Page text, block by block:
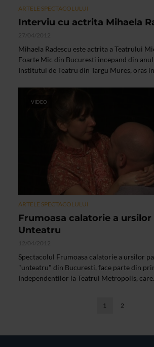
ARTELE SPECTACOLULUI
Interviu cu actrita Mihaela
27/04/2012
Mihaela Radescu este actrita a Teatrului
Foarte Mic din Bucuresti incepand din
Institutul de Teatru din Targu Mures, oras
VIDEO
ARTELE SPECTACOLULUI
Frumoasa calatorie a ursilor
Unteatru
12/04/2012
Spectacolul Frumoasa calatorie a ursilor
"unteatru" din Bucuresti, face parte din
Independentilor la Teatrul Metropolis,
1 2